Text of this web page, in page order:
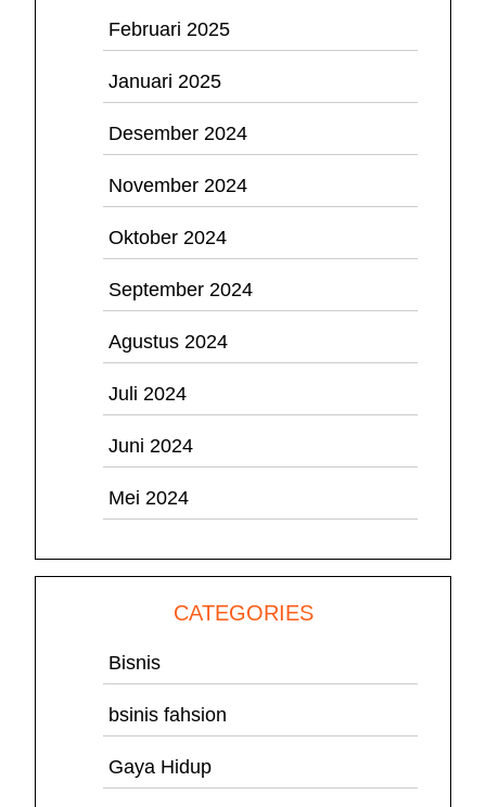
Februari 2025
Januari 2025
Desember 2024
November 2024
Oktober 2024
September 2024
Agustus 2024
Juli 2024
Juni 2024
Mei 2024
CATEGORIES
Bisnis
bsinis fahsion
Gaya Hidup